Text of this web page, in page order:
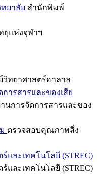
ยาลัย สำนักพิมพ์
ยุแห่งจุฬาฯ
วิทยาศาสตร์ฮาลาล
ารสารและของเสีย
นการจัดการสารและของ
ตรวจสอบคุณภาพสิ่ง
และเทคโนโลยี (STREC)
และเทคโนโลยี (STREC)